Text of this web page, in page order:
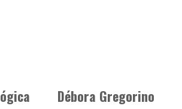
Débora Gregorino